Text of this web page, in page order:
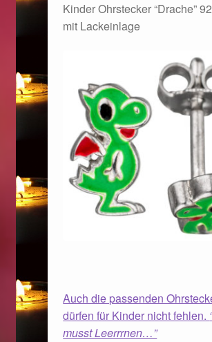
Kinder Ohrstecker “Drache”
mit Lackeinlage
Auch die passenden
dürfen für Kinder nicht fehlen.
musst Leerrrnen…”